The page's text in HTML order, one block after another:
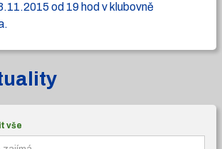
od 19 hod v klubovně
vše